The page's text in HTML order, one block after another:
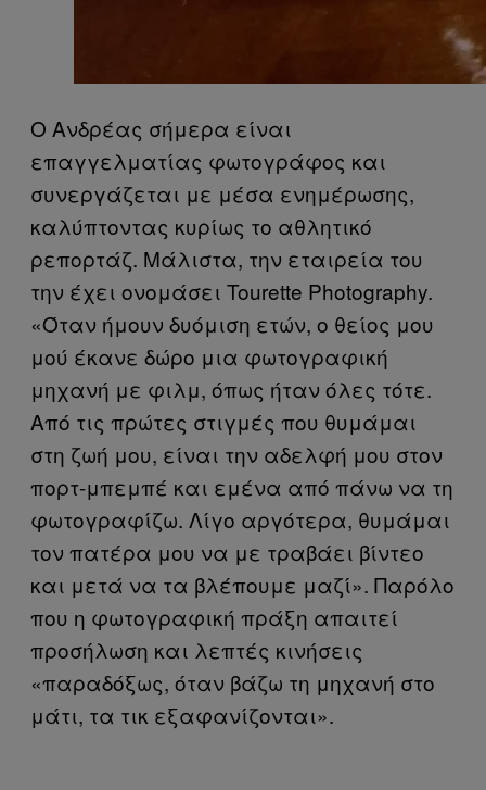
Ο Ανδρέας σήμερα είναι
επαγγελματίας φωτογράφος και
συνεργάζεται με μέσα ενημέρωσης,
καλύπτοντας κυρίως το αθλητικό
ρεπορτάζ. Μάλιστα, την εταιρεία του
την έχει ονομάσει Tourette Photography.
«Όταν ήμουν δυόμιση ετών, ο θείος μου
μού έκανε δώρο μια φωτογραφική
μηχανή με φιλμ, όπως ήταν όλες τότε.
Από τις πρώτες στιγμές που θυμάμαι
στη ζωή μου, είναι την αδελφή μου στον
πορτ-μπεμπέ και εμένα από πάνω να τη
φωτογραφίζω. Λίγο αργότερα, θυμάμαι
τον πατέρα μου να με τραβάει βίντεο
και μετά να τα βλέπουμε μαζί». Παρόλο
που η φωτογραφική πράξη απαιτεί
προσήλωση και λεπτές κινήσεις
«παραδόξως, όταν βάζω τη μηχανή στο
μάτι, τα τικ εξαφανίζονται».